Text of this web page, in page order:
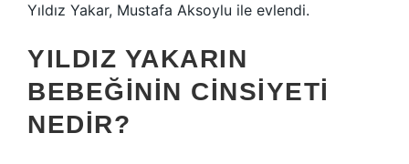
Yıldız Yakar, Mustafa Aksoylu ile evlendi.
YILDIZ YAKARIN
BEBEĞININ CINSIYETI
NEDIR?